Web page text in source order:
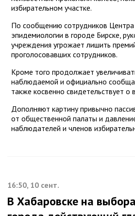
избирательном участке.
По сообщению сотрудников Центра
эпидемиологии в городе Бирске,
учреждения угрожает лишить
проголосовавших сотрудников.
Кроме того продолжает
наблюдаемой и официально
также косвенно свидетельствует о
Дополняют картину привычно
от общественной палаты и
наблюдателей и членов
16:50, 10 сент.
В Хабаровске на